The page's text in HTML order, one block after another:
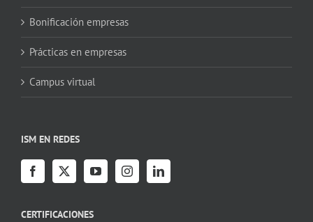
Bonificación empresas
Prácticas en empresas
Campus virtual
ISM EN REDES
CERTIFICACIONES